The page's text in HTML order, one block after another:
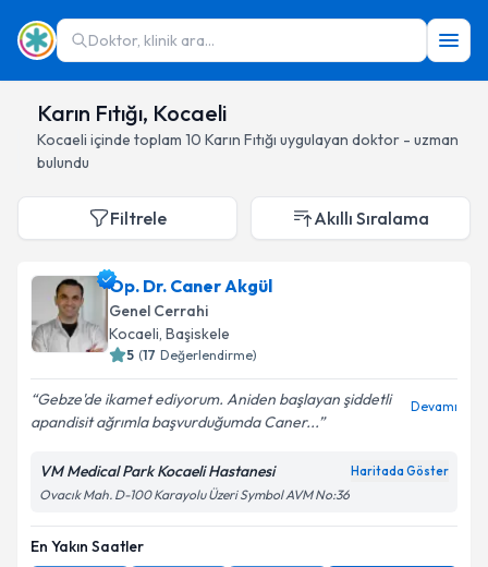
Doktor, klinik ara...
Karın Fıtığı, Kocaeli
Kocaeli içinde toplam 10 Karın Fıtığı uygulayan doktor - uzman
bulundu
Filtrele Akıllı Sıralama
Op. Dr. Caner Akgül
Genel Cerrahi
Kocaeli, Başiskele
5 (17 Değerlendirme)
Gebze'de ikamet ediyorum. Aniden başlayan şiddetli
apandisit ağrımla başvurduğumda Caner...
Devamı
VM Medical Park Kocaeli Hastanesi Haritada Göster
Ovacık Mah. D-100 Karayolu Üzeri Symbol AVM No:36
En Yakın Saatler